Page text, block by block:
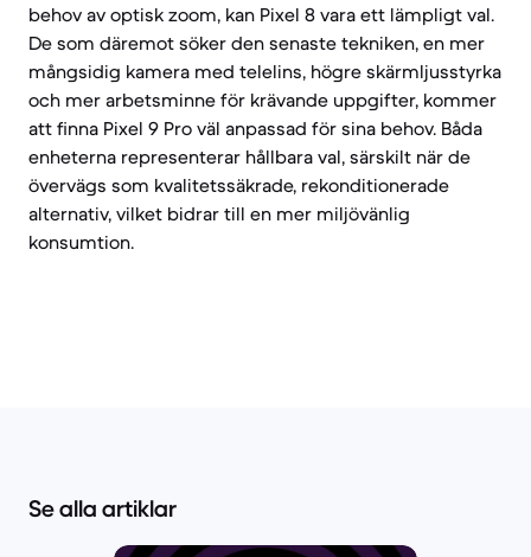
behov av optisk zoom, kan Pixel 8 vara ett lämpligt val.
De som däremot söker den senaste tekniken, en mer
mångsidig kamera med telelins, högre skärmljusstyrka
och mer arbetsminne för krävande uppgifter, kommer
att finna Pixel 9 Pro väl anpassad för sina behov. Båda
enheterna representerar hållbara val, särskilt när de
övervägs som kvalitetssäkrade, rekonditionerade
alternativ, vilket bidrar till en mer miljövänlig
konsumtion.
Se alla artiklar